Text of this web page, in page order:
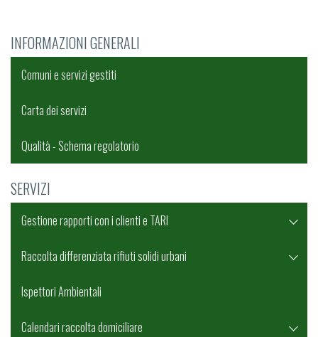
INFORMAZIONI GENERALI
Comuni e servizi gestiti
Carta dei servizi
Qualità - Schema regolatorio
SERVIZI
Gestione rapporti con i clienti e TARI
Raccolta differenziata rifiuti solidi urbani
Ispettori Ambientali
Calendari raccolta domiciliare